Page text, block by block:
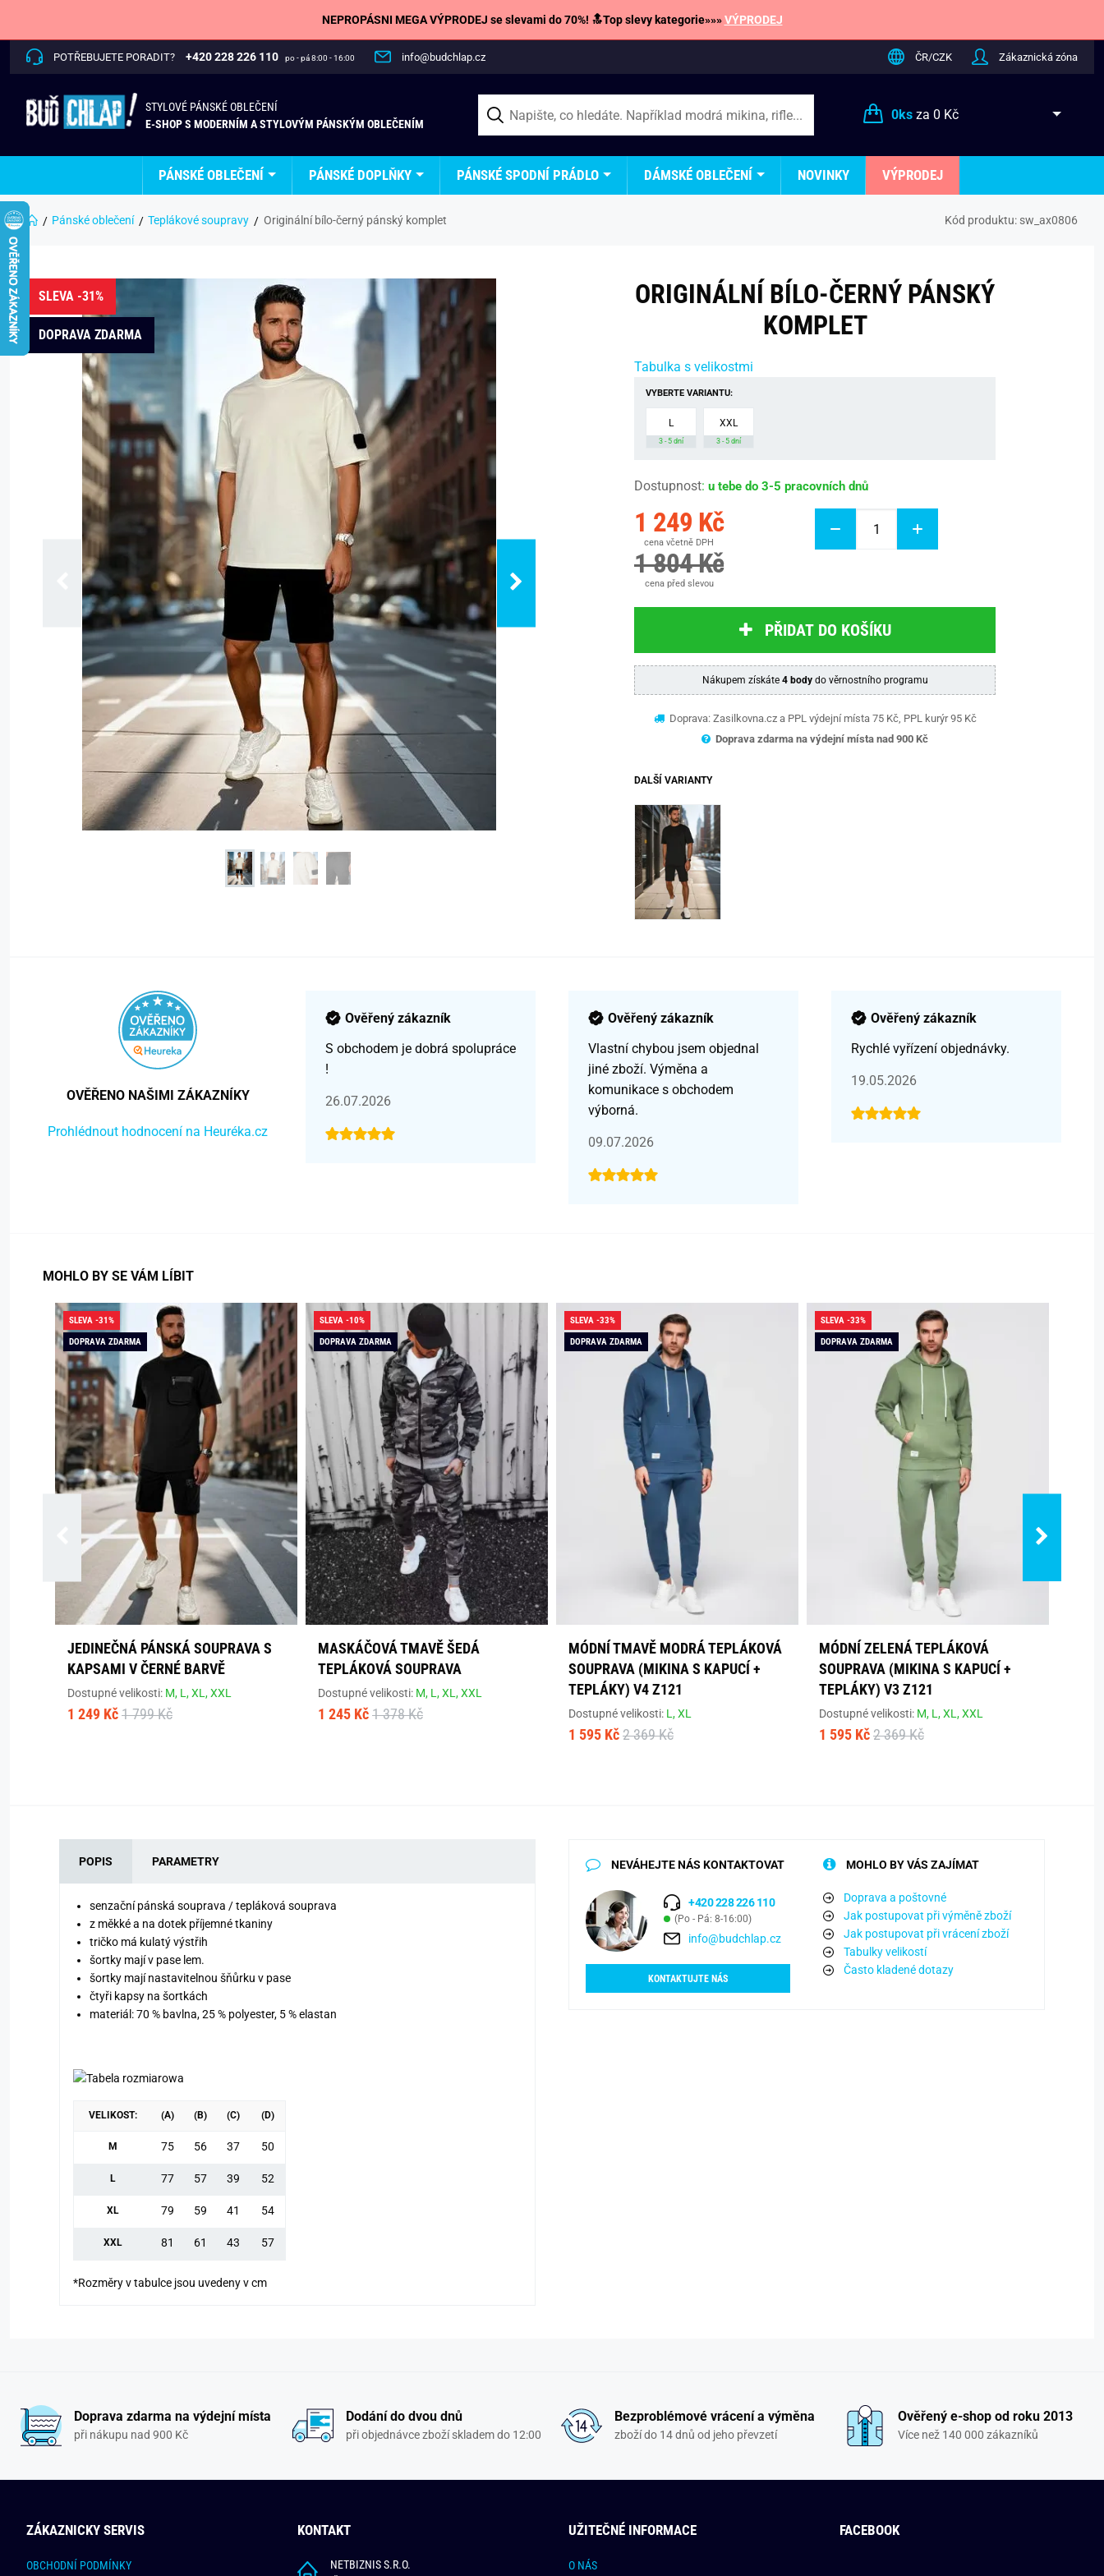
NEPROPÁSNI MEGA VÝPRODEJ se slevami do 70%! 🔝Top slevy kategorie»»»VÝPRODEJ
POTŘEBUJETE PORADIT? +420 228 226 110 po - pá 8:00 - 16:00 info@budchlap.cz ČR/CZK Zákaznická zóna
STYLOVÉ PÁNSKÉ OBLEČENÍ
E-SHOP S MODERNÍM A STYLOVÝM PÁNSKÝM OBLEČENÍM
0ksza 0 Kč
PÁNSKÉ OBLEČENÍ PÁNSKÉ DOPLŇKY PÁNSKÉ SPODNÍ PRÁDLO DÁMSKÉ OBLEČENÍ NOVINKY VÝPRODEJ
Pánské oblečení Teplákové soupravy Originální bílo-černý pánský komplet Kód produktu: sw_ax0806
SLEVA -31%
DOPRAVA ZDARMA
ORIGINÁLNÍ BÍLO-ČERNÝ PÁNSKÝ
KOMPLET
Tabulka s velikostmi
VYBERTE VARIANTU:
L
3 - 5 dní
XXL
3 - 5 dní
Dostupnost: u tebe do 3-5 pracovních dnů
1 249 Kč
cena včetně DPH
1 804 Kč
cena před slevou
PŘIDAT DO KOŠÍKU
Nákupem získáte 4 bodydo věrnostního programu
Doprava: Zasilkovna.cz a PPL výdejní místa 75 Kč, PPL kurýr 95 Kč
Doprava zdarma na výdejní místa nad 900 Kč
DALŠÍ VARIANTY
OVĚŘENO NAŠIMI ZÁKAZNÍKY
Prohlédnout hodnocení na Heuréka.cz
Ověřený zákazník
S obchodem je dobrá spolupráce
!
26.07.2026
Ověřený zákazník
Vlastní chybou jsem objednal
jiné zboží. Výměna a
komunikace s obchodem
výborná.
09.07.2026
Ověřený zákazník
Rychlé vyřízení objednávky.
19.05.2026
MOHLO BY SE VÁM LÍBIT
SLEVA -31%
DOPRAVA ZDARMA
JEDINEČNÁ PÁNSKÁ SOUPRAVA S
KAPSAMI V ČERNÉ BARVĚ
Dostupné velikosti: M, L,XL,XXL
1 249 Kč 1 799 Kč
SLEVA -10%
DOPRAVA ZDARMA
MASKÁČOVÁ TMAVĚ ŠEDÁ
TEPLÁKOVÁ SOUPRAVA
Dostupné velikosti: M, L,XL,XXL
1 245 Kč 1 378 Kč
SLEVA -33%
DOPRAVA ZDARMA
MÓDNÍ TMAVĚ MODRÁ TEPLÁKOVÁ
SOUPRAVA (MIKINA S KAPUCÍ +
TEPLÁKY) V4 Z121
Dostupné velikosti: L,XL
1 595 Kč 2 369 Kč
SLEVA -33%
DOPRAVA ZDARMA
MÓDNÍ ZELENÁ TEPLÁKOVÁ
SOUPRAVA (MIKINA S KAPUCÍ +
TEPLÁKY) V3 Z121
Dostupné velikosti: M, L,XL,XXL
1 595 Kč 2 369 Kč
POPIS PARAMETRY
senzační pánská souprava / tepláková souprava
z měkké a na dotek příjemné tkaniny
tričko má kulatý výstřih
šortky mají v pase lem.
šortky mají nastavitelnou šňůrku v pase
čtyři kapsy na šortkách
materiál: 70 % bavlna, 25 % polyester, 5 % elastan
VELIKOST: (A) (B) (C) (D)
M 75 56 37 50
L 77 57 39 52
XL 79 59 41 54
XXL 81 61 43 57
*Rozměry v tabulce jsou uvedeny v cm
NEVÁHEJTE NÁS KONTAKTOVAT
+420 228 226 110
(Po - Pá: 8-16:00)
info@budchlap.cz
KONTAKTUJTE NÁS
MOHLO BY VÁS ZAJÍMAT
Doprava a poštovné
Jak postupovat při výměně zboží
Jak postupovat při vrácení zboží
Tabulky velikostí
Často kladené dotazy
Doprava zdarma na výdejní místa
při nákupu nad 900 Kč
Dodání do dvou dnů
při objednávce zboží skladem do 12:00
Bezproblémové vrácení a výměna
zboží do 14 dnů od jeho převzetí
Ověřený e-shop od roku 2013
Více než 140 000 zákazníků
ZÁKAZNICKY SERVIS
OBCHODNÍ PODMÍNKY
KONTAKT
NETBIZNIS S.R.O.
UŽITEČNÉ INFORMACE
O NÁS
FACEBOOK